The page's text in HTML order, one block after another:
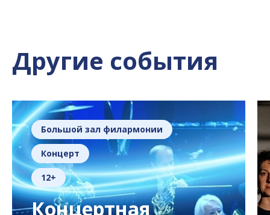
Другие события
Большой зал филармонии
Концерт
12+
Концертная